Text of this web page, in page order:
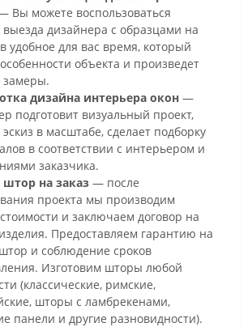
Вы можете воспользоваться
выезда дизайнера с образцами на
удобное для вас время, который
объекта и произведет
дизайна интерьера окон —
подготовит визуальный проект,
эскиз в масштабе, сделает подборку
в соответствии с интерьером и
заказчика.
на заказ — после
проекта мы производим
и заключаем договор на
Предоставляем гарантию на
и соблюдение сроков
Изготовим шторы любой
(классические, римские,
шторы с ламбрекенами,
панели и другие разновидности).